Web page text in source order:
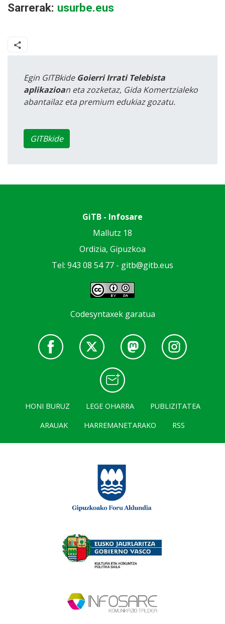
Sarrerak: usurbe.eus
Egin GITBkide Goierri Irrati Telebista
aplikazioan eta zozketaz, Gida Komertzialeko
abantailaz eta premium edukiaz gozatu.
GITBkide
GiTB - Infosare
Mallutz 18
Ordizia, Gipuzkoa
Tel: 943 08 54 77 - gitb@gitb.eus
Codesyntaxek garatua
HONI BURUZ LEGE OHARRA
PUBLIZITATEA
ARAUAK
HARREMANETARAKO RSS